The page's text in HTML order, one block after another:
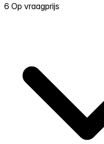
6 Op vraagprijs